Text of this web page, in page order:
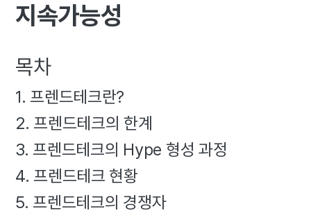
지속가능성
목차
1. 프렌드테크란?
2. 프렌드테크의 한계
3. 프렌드테크의 Hype 형성 과정
4. 프렌드테크 현황
5. 프렌드테크의 경쟁자